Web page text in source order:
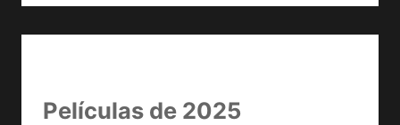
Películas de 2025